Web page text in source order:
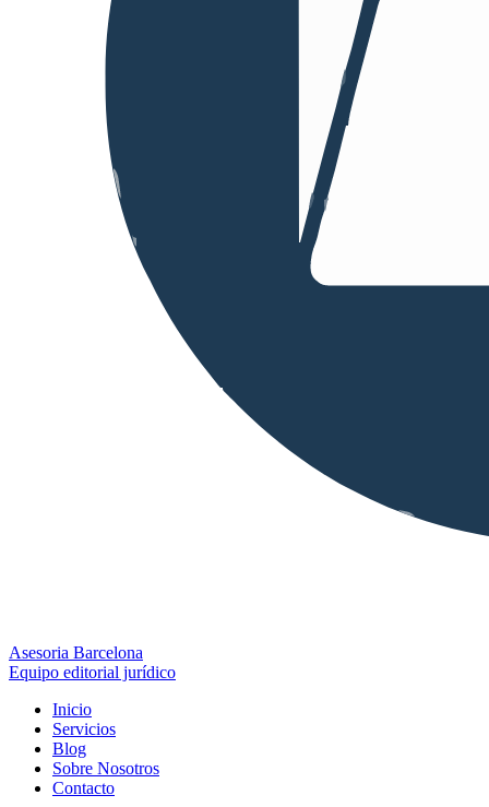
Asesoria Barcelona
Equipo editorial jurídico
Inicio
Servicios
Blog
Sobre Nosotros
Contacto